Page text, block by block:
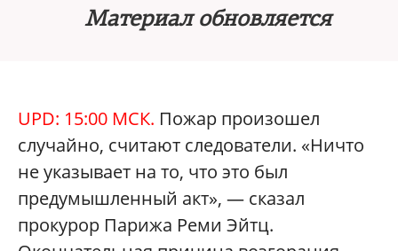
Материал обновляется
UPD: 15:00 МСК. Пожар произошел
случайно, считают следователи. «Ничто
не указывает на то, что это был
предумышленный акт», — сказал
прокурор Парижа Реми Эйтц.